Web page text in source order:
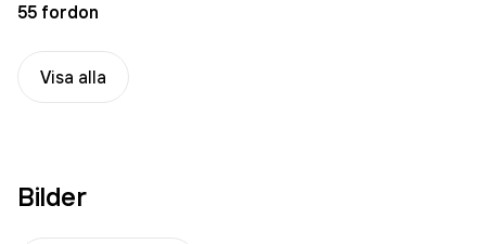
55 fordon
Visa alla
Bilder